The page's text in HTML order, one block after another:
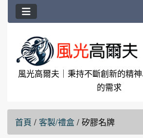
風光高爾夫｜秉持不斷創新的精
的需求
首頁 / 客製/禮盒 / 矽膠名牌